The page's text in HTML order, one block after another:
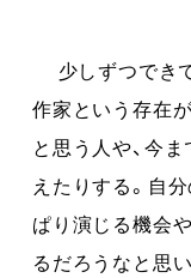
少しずつでき
作家という存在
と思う人や、今
えたりする。自
ぱり演じる機会
るだろうなと思い